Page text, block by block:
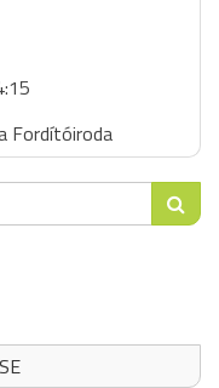
Fordítóiroda